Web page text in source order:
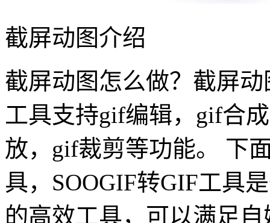
截屏动图介绍
截屏动图怎么做？截屏
工具支持gif编辑，gif合
放，gif裁剪等功能。 下
具，SOOGIF转GIF工具
的高效工具，可以满足